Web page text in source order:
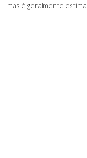
mas é geralmente